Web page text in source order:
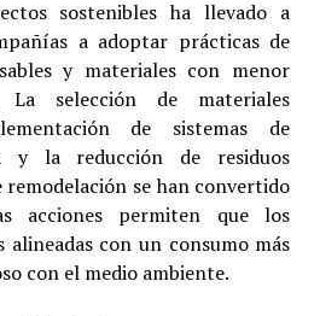
sostenibles ha llevado a
a adoptar prácticas de
y materiales con menor
La selección de materiales
de sistemas de
y la reducción de residuos
se han convertido
acciones permiten que los
alineadas con un consumo más
con el medio ambiente.